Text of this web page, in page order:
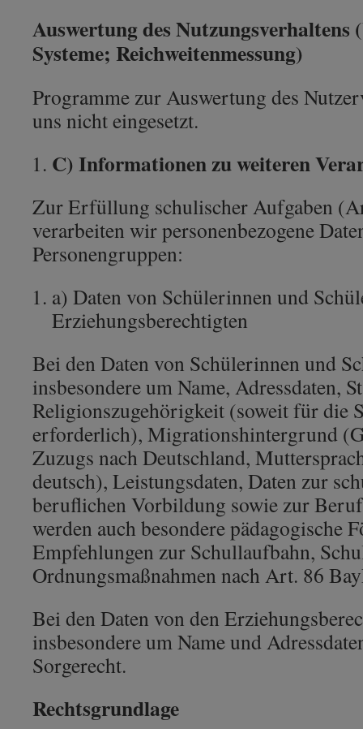
Auswertung des Nutzungsverhaltens
Systeme; Reichweitenmessung)
Programme zur Auswertung des
uns nicht eingesetzt.
C) Informationen zu weiteren
Zur Erfüllung schulischer Aufgaben
verarbeiten wir personenbezogene
Personengruppen:
a) Daten von Schülerinnen und
Erziehungsberechtigten
Bei den Daten von Schülerinnen und
insbesondere um Name, Adressdaten,
Religionszugehörigkeit (soweit für die
erforderlich), Migrationshintergrund
Zuzugs nach Deutschland,
deutsch), Leistungsdaten, Daten zur
beruflichen Vorbildung sowie zur
werden auch besondere pädagogische
Empfehlungen zur Schullaufbahn,
Ordnungsmaßnahmen nach Art. 86
Bei den Daten von den
insbesondere um Name und
Sorgerecht.
Rechtsgrundlage